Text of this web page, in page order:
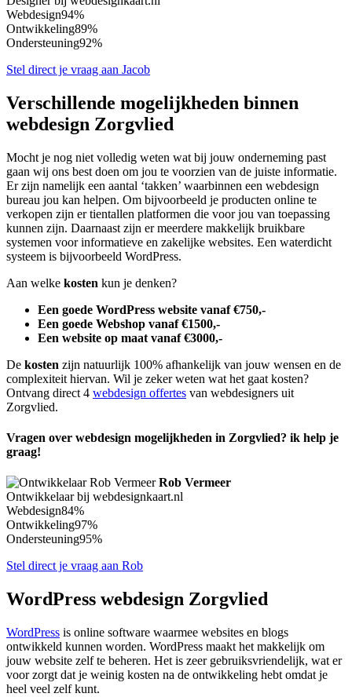
Webdesign94%
Ontwikkeling89%
Ondersteuning92%
Stel direct je vraag aan Jacob
Verschillende mogelijkheden binnen
webdesign Zorgvlied
Mocht je nog niet volledig weten wat bij jouw onderneming past
gaan wij ons best doen om jou te voorzien van de juiste informatie.
Er zijn namelijk een aantal ‘takken’ waarbinnen een webdesign
bureau jou kan helpen. Om bijvoorbeeld je producten online te
verkopen zijn er tientallen platformen die voor jou van toepassing
kunnen zijn. Daarnaast zijn er meerdere makkelijk bruikbare
systemen voor informatieve en zakelijke websites. Een waterdicht
systeem is bijvoorbeeld WordPress.
Aan welke kosten kun je denken?
Een goede WordPress website vanaf €750,-
Een goede Webshop vanaf €1500,-
Een website op maat vanaf €3000,-
De kosten zijn natuurlijk 100% afhankelijk van jouw wensen en de
complexiteit hiervan. Wil je zeker weten wat het gaat kosten?
Ontvang direct 4 webdesign offertes van webdesigners uit
Zorgvlied.
Vragen over webdesign mogelijkheden in Zorgvlied? ik help je
graag!
Rob Vermeer
Ontwikkelaar bij webdesignkaart.nl
Webdesign84%
Ontwikkeling97%
Ondersteuning95%
Stel direct je vraag aan Rob
WordPress webdesign Zorgvlied
WordPress is online software waarmee websites en blogs
ontwikkeld kunnen worden. WordPress maakt het makkelijk om
jouw website zelf te beheren. Het is zeer gebruiksvriendelijk, wat er
voor zorgt dat je weinig kosten na de ontwikkeling hebt omdat je
heel veel zelf kunt.